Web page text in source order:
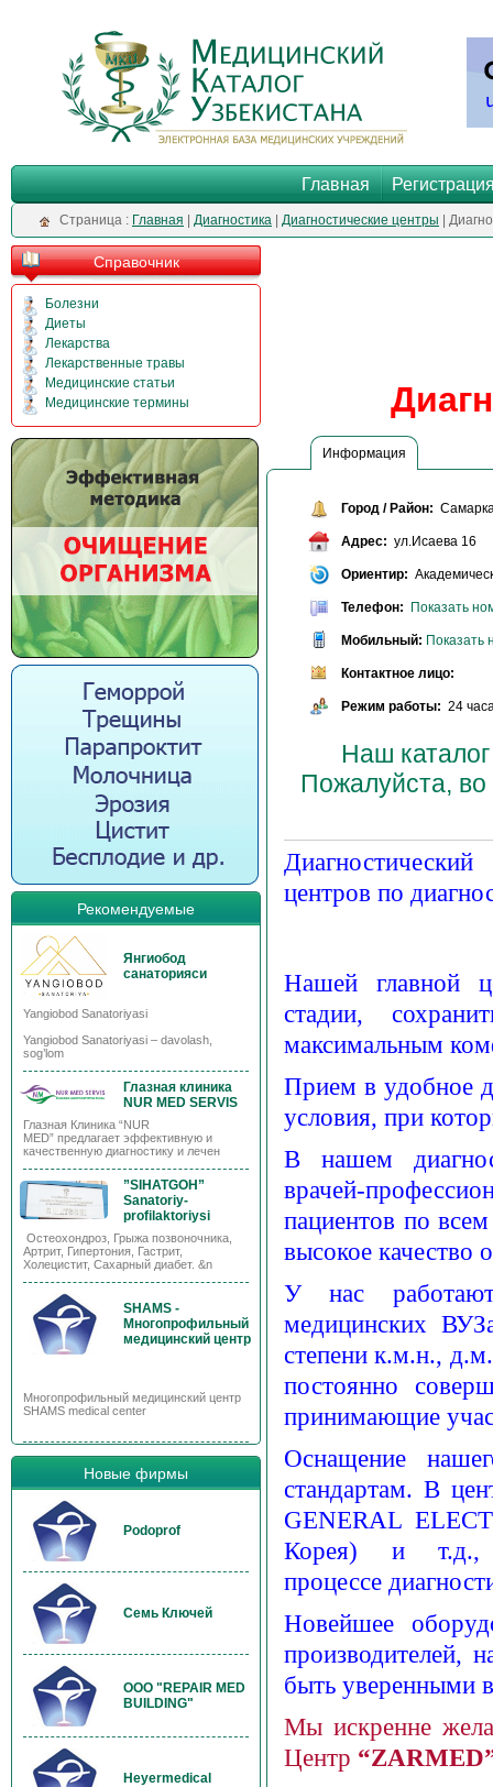
Главная
Cтраница : Главная Диагностика Диагностические центры |
Справочник
Болезни
Диеты
Лекарства
Лекарственные травы
Медицинские статьи
Медицинские термины
Рекомендуемые
Янгиобод
санаторияси
Yangiobod Sanatoriyasi
Yangiobod Sanatoriyasi – davolash,
sog’lom
Глазная клиника
NUR MED SERVIS
Глазная Клиника “NUR
MED” предлагает эффективную и
качественную диагностику и лечен
”SIHATGOH”
Sanatoriy-
profilaktoriysi
Остеохондроз, Грыжа позвоночника,
Артрит, Гипертония, Гастрит,
Холецистит, Сахарный диабет. &n
SHAMS -
Многопрофильный
медицинский центр
Многопрофильный медицинский центр
SHAMS medical center
Новые фирмы
Podoprof
Семь Ключей
OOO "REPAIR MED
BUILDING"
Heyermedical
Информация
Город / Район:
Адрес: ул.Исаева 16
Ориентир:
Телефон: Показать
Мобильный: Показать
Контактное лицо:
Режим работы: 24
Наш
Пожалуйста,
центров по
Нашей главной
стадии,
максимальным
Прием в удобное
условия, при
В нашем
врачей-
пациентов по
высокое качество
У нас
медицинских
степени к.м.н.,
постоянно
принимающие
Оснащение
стандартам. В
GENERAL
Корея) и т.д.,
процессе
Новейшее
производителей,
быть уверенными
Мы искренне
Центр